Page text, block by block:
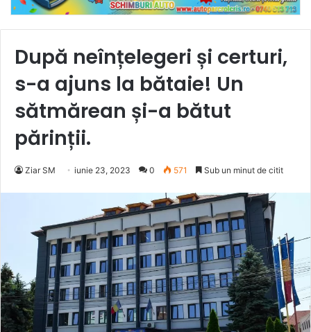
După neînțelegeri și certuri,
s-a ajuns la bătaie! Un
sătmărean și-a bătut
părinții.
Ziar SM iunie 23, 2023 0 571 Sub un minut de citit